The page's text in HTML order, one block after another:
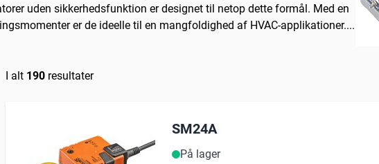
uden sikkerhedsfunktion er designet til netop dette formål. Med en
er de ideelle til en mangfoldighed af HVAC-applikationer....
I alt 190 resultater
SM24A
På lager